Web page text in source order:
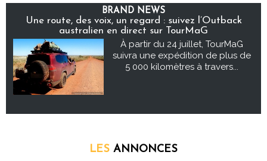
BRAND NEWS
Une route, des voix, un regard : suivez l’Outback
australien en direct sur TourMaG
À partir du 24 juillet, TourMaG
suivra une expédition de plus de
5 000 kilomètres à travers...
LES ANNONCES